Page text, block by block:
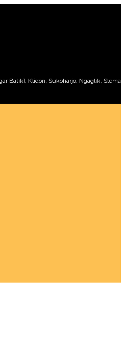
Batik), Klidon, Sukoharjo, Ngaglik,